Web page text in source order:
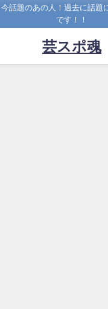
話題のあの人！過去に話題
です！！
芸スポ魂